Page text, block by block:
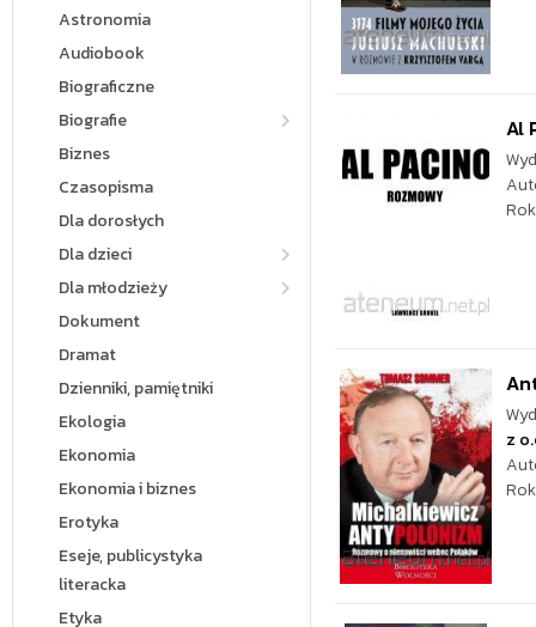
Astronomia
Audiobook
Biograficzne
Biografie
Biznes
Czasopisma
Dla dorosłych
Dla dzieci
Dla młodzieży
Dokument
Dramat
Dzienniki, pamiętniki
Ekologia
Ekonomia
Ekonomia i biznes
Erotyka
Eseje, publicystyka
literacka
Etyka
Al
z